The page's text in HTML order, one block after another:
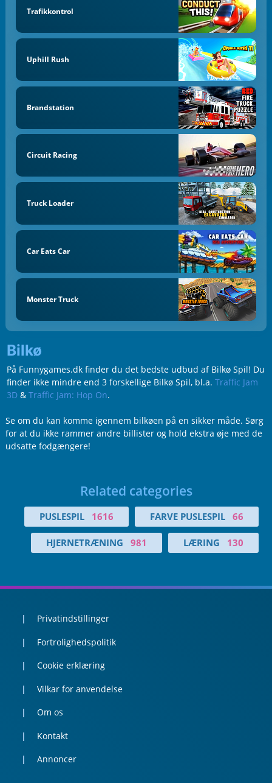
Trafikkontrol
Uphill Rush
Brandstation
Circuit Racing
Truck Loader
Car Eats Car
Monster Truck
Bilkø
På Funnygames.dk finder du det bedste udbud af Bilkø Spil! Du
finder ikke mindre end 3 forskellige Bilkø Spil, bl.a. Traffic Jam
3D& Traffic Jam: Hop On.
Se om du kan komme igennem bilkøen på en sikker måde. Sørg
for at du ikke rammer andre billister og hold ekstra øje med de
udsatte fodgængere!
Related categories
PUSLESPIL 1616 FARVE PUSLESPIL 66
HJERNETRÆNING 981 LÆRING 130
Privatindstillinger
Fortrolighedspolitik
Cookie erklæring
Vilkar for anvendelse
Om os
Kontakt
Annoncer